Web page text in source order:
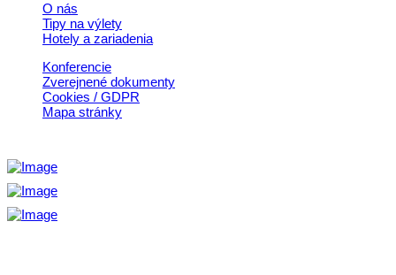
O nás
Tipy na výlety
Hotely a zariadenia
Konferencie
Zverejnené dokumenty
Cookies / GDPR
Mapa stránky